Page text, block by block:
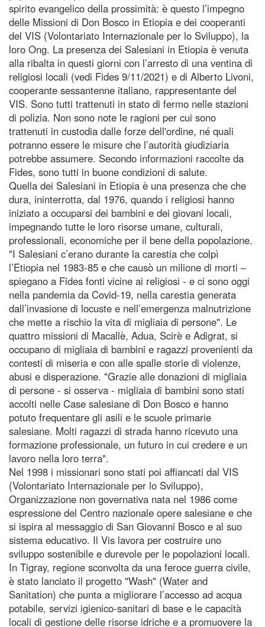
spirito evangelico della prossimità: è questo l’impegno
delle Missioni di Don Bosco in Etiopia e dei cooperanti
del VIS (Volontariato Internazionale per lo Sviluppo), la
loro Ong. La presenza dei Salesiani in Etiopia è venuta
alla ribalta in questi giorni con l’arresto di una ventina di
religiosi locali (vedi Fides 9/11/2021) e di Alberto Livoni,
cooperante sessantenne italiano, rappresentante del
VIS. Sono tutti trattenuti in stato di fermo nelle stazioni
di polizia. Non sono note le ragioni per cui sono
trattenuti in custodia dalle forze dell'ordine, né quali
potranno essere le misure che l’autorità giudiziaria
potrebbe assumere. Secondo informazioni raccolte da
Fides, sono tutti in buone condizioni di salute.
Quella dei Salesiani in Etiopia è una presenza che che
dura, ininterrotta, dal 1976, quando i religiosi hanno
iniziato a occuparsi dei bambini e dei giovani locali,
impegnando tutte le loro risorse umane, culturali,
professionali, economiche per il bene della popolazione.
"I Salesiani c’erano durante la carestia che colpì
l’Etiopia nel 1983-85 e che causò un milione di morti –
spiegano a Fides fonti vicine ai religiosi - e ci sono oggi
nella pandemia da Covid-19, nella carestia generata
dall’invasione di locuste e nell’emergenza malnutrizione
che mette a rischio la vita di migliaia di persone". Le
quattro missioni di Macallè, Adua, Scirè e Adigrat, si
occupano di migliaia di bambini e ragazzi provenienti da
contesti di miseria e con alle spalle storie di violenze,
abusi e disperazione. "Grazie alle donazioni di migliaia
di persone - si osserva - migliaia di bambini sono stati
accolti nelle Case salesiane di Don Bosco e hanno
potuto frequentare gli asili e le scuole primarie
salesiane. Molti ragazzi di strada hanno ricevuto una
formazione professionale, un futuro in cui credere e un
lavoro nella loro terra".
Nel 1998 i missionari sono stati poi affiancati dal VIS
(Volontariato Internazionale per lo Sviluppo),
Organizzazione non governativa nata nel 1986 come
espressione del Centro nazionale opere salesiane e che
si ispira al messaggio di San Giovanni Bosco e al suo
sistema educativo. Il Vis lavora per costruire uno
sviluppo sostenibile e durevole per le popolazioni locali.
In Tigray, regione sconvolta da una feroce guerra civile,
è stato lanciato il progetto "Wash" (Water and
Sanitation) che punta a migliorare l’accesso ad acqua
potabile, servizi igienico-sanitari di base e le capacità
locali di gestione delle risorse idriche e a promuovere la